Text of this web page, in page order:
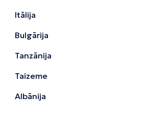
Itālija
Bulgārija
Tanzānija
Taizeme
Albānija